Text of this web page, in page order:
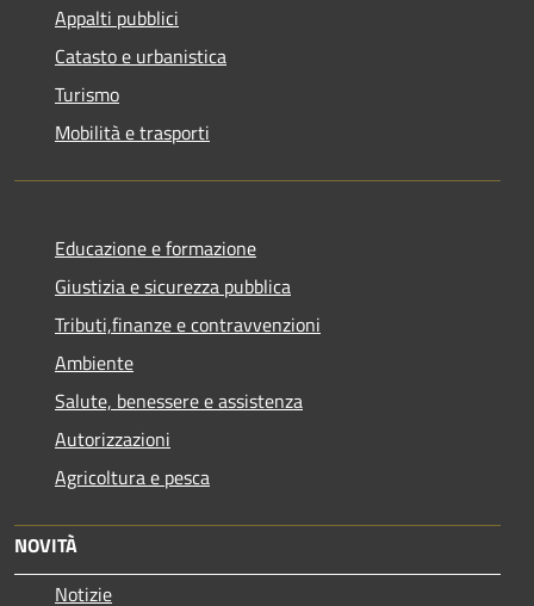
Appalti pubblici
Catasto e urbanistica
Turismo
Mobilità e trasporti
Educazione e formazione
Giustizia e sicurezza pubblica
Tributi,finanze e contravvenzioni
Ambiente
Salute, benessere e assistenza
Autorizzazioni
Agricoltura e pesca
NOVITÀ
Notizie